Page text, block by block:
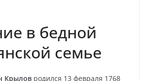
в бедной
семье
Крылов родился 13 февраля 1768